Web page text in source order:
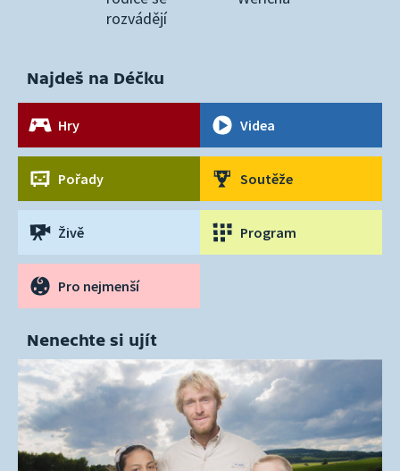
rozvádějí
Najdeš na Déčku
Hry Videa
Pořady Soutěže
Živě Program
Pro nejmenší
Nenechte si ujít